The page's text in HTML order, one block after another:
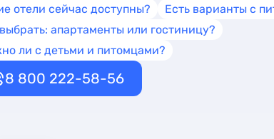
отели сейчас доступны?
Есть варианты с
апартаменты или гостиницу?
ли с детьми и питомцами?
8 800 222-58-56